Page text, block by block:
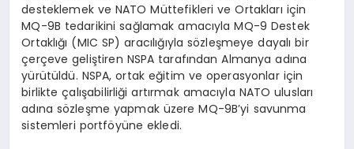
desteklemek ve NATO Müttefikleri ve Ortakları için
MQ-9B tedarikini sağlamak amacıyla MQ-9 Destek
Ortaklığı (MIC SP) aracılığıyla sözleşmeye dayalı bir
çerçeve geliştiren NSPA tarafından Almanya adına
yürütüldü. NSPA, ortak eğitim ve operasyonlar için
birlikte çalışabilirliği artırmak amacıyla NATO ulusları
adına sözleşme yapmak üzere MQ-9B’yi savunma
sistemleri portföyüne ekledi.